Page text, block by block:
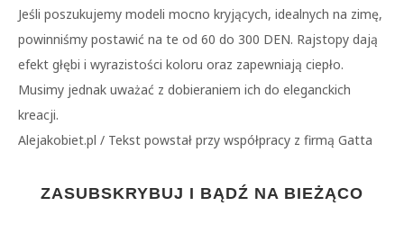
Jeśli poszukujemy modeli mocno kryjących, idealnych na zimę,
powinniśmy postawić na te od 60 do 300 DEN. Rajstopy dają
efekt głębi i wyrazistości koloru oraz zapewniają ciepło.
Musimy jednak uważać z dobieraniem ich do eleganckich
kreacji.
Alejakobiet.pl / Tekst powstał przy współpracy z firmą Gatta
ZASUBSKRYBUJ I BĄDŹ NA BIEŻĄCO